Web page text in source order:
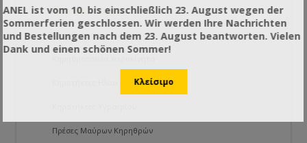
Αντικολλητικά Κεριού
Κηρηθροποιεία Αυτόματα
Πρέσες Μαύρων Κηρηθρών
ANEL ist vom 10. bis einschließlich 23. August wegen der
Sommerferien geschlossen. Wir werden Ihre Nachrichten
und Bestellungen nach dem 23. August beantworten. Vielen
Dank und einen schönen Sommer!